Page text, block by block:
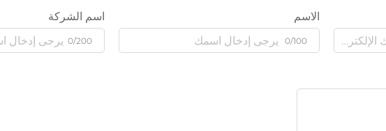
الاسم
0/100
اسم الشركة
0/200